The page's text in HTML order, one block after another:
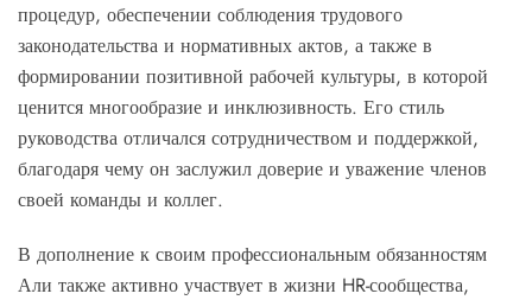
процедур, обеспечении соблюдения трудового
законодательства и нормативных актов, а также в
формировании позитивной рабочей культуры, в которой
ценится многообразие и инклюзивность. Его стиль
руководства отличался сотрудничеством и поддержкой,
благодаря чему он заслужил доверие и уважение членов
своей команды и коллег.
В дополнение к своим профессиональным обязанностям
Али также активно участвует в жизни HR-сообщества,